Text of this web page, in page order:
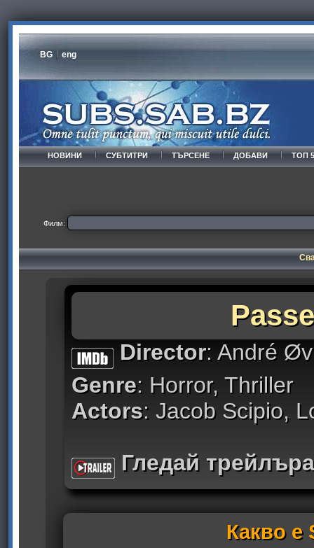
BG eng
НОВИНИ СУБТИТРИ ТЪРСЕНЕ ДОБАВИ ТОП
Филм:
Director: André
Genre: Horror, Thriller
Actors: Jacob Scipio,
Гледай трейлъра
Какво е